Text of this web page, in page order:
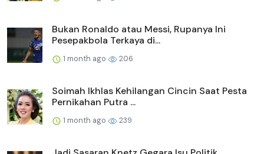
Bukan Ronaldo atau Messi, Rupanya Ini
Pesepakbola Terkaya di...
1 month ago 206
Soimah Ikhlas Kehilangan Cincin Saat Pesta
Pernikahan Putra ...
1 month ago 239